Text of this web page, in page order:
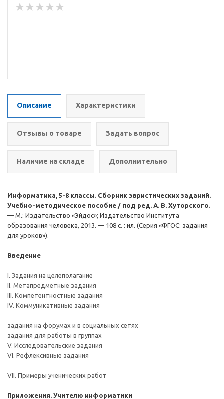
Описание Характеристики
Отзывы о товаре Задать вопрос
Наличие на складе Дополнительно
Информатика, 5-8 классы. Сборник эвристических заданий.
Учебно-методическое пособие / под ред. А. В. Хуторского.
— М.: Издательство «Эйдос»; Издательство Института
образования человека, 2013. — 108 с. : ил. (Серия «ФГОС: задания
для уроков»).
Введение
I. Задания на целеполагание
II. Метапредметные задания
III. Компетентностные задания
IV. Коммуникативные задания
задания на форумах и в социальных сетях
задания для работы в группах
V. Исследовательские задания
VI. Рефлексивные задания
VII. Примеры ученических работ
Приложения. Учителю информатики